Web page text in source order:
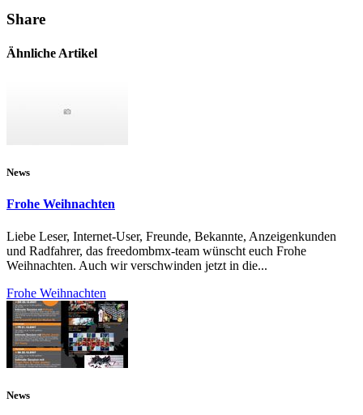
Share
Ähnliche Artikel
News
Frohe Weihnachten
Liebe Leser, Internet-User, Freunde, Bekannte, Anzeigenkunden
und Radfahrer, das freedombmx-team wünscht euch Frohe
Weihnachten. Auch wir verschwinden jetzt in die...
Frohe Weihnachten
News